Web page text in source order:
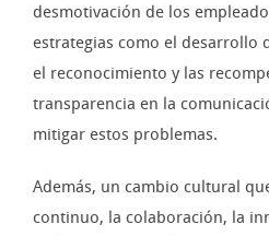
desmotivación de los
estrategias como el desarrollo
el reconocimiento y las
transparencia en la
mitigar estos problemas.
Además, un cambio cultural
continuo, la colaboración, la